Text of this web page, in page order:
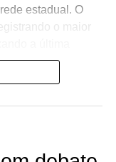
estadual. O
o maior
no ranking
da
melhorias na
os